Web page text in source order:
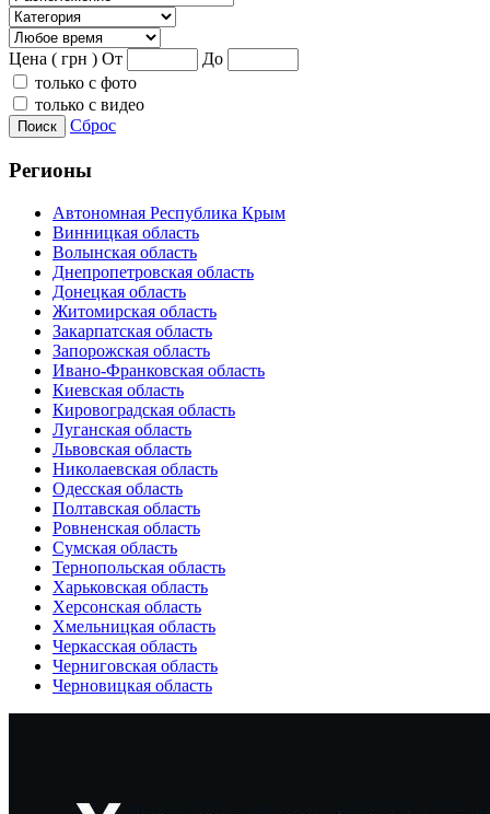
Цена ( грн ) От
До
только с фото
только с видео
Поиск Сброс
Регионы
Автономная Республика Крым
Винницкая область
Волынская область
Днепропетровская область
Донецкая область
Житомирская область
Закарпатская область
Запорожская область
Ивано-Франковская область
Киевская область
Кировоградская область
Луганская область
Львовская область
Николаевская область
Одесская область
Полтавская область
Ровненская область
Сумская область
Тернопольская область
Харьковская область
Херсонская область
Хмельницкая область
Черкасская область
Черниговская область
Черновицкая область